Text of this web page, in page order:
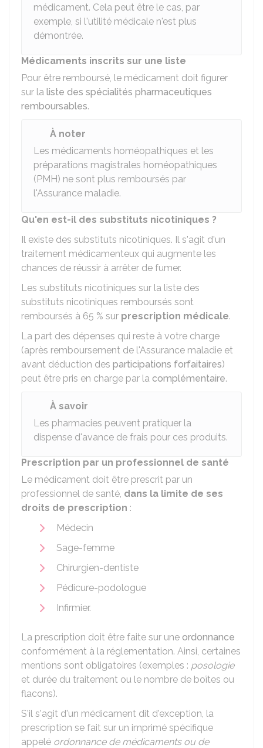
médicament. Cela peut être le cas, par
exemple, si l'utilité médicale n'est plus
démontrée.
Médicaments inscrits sur une liste
Pour être remboursé, le médicament doit figurer
sur la liste des spécialités pharmaceutiques
remboursables.
À noter
Les médicaments homéopathiques et les
préparations magistrales homéopathiques
(PMH) ne sont plus remboursés par
l'Assurance maladie.
Qu'en est-il des substituts nicotiniques ?
Il existe des substituts nicotiniques. Il s'agit d'un
traitement médicamenteux qui augmente les
chances de réussir à arrêter de fumer.
Les substituts nicotiniques sur la liste des
substituts nicotiniques remboursés sont
remboursés à 65 % sur prescription médicale.
La part des dépenses qui reste à votre charge
(après remboursement de l'Assurance maladie et
avant déduction des participations forfaitaires)
peut être pris en charge par la complémentaire.
À savoir
Les pharmacies peuvent pratiquer la
dispense d'avance de frais pour ces produits.
Prescription par un professionnel de santé
Le médicament doit être prescrit par un
professionnel de santé, dans la limite de ses
droits de prescription :
Médecin
Sage-femme
Chirurgien-dentiste
Pédicure-podologue
Infirmier.
La prescription doit être faite sur une ordonnance
conformément à la réglementation. Ainsi, certaines
mentions sont obligatoires (exemples : posologie
et durée du traitement ou le nombre de boîtes ou
flacons).
S'il s'agit d'un médicament dit d'exception, la
prescription se fait sur un imprimé spécifique
appelé ordonnance de médicaments ou de